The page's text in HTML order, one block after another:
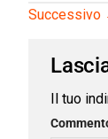
Successivo
Il tuo